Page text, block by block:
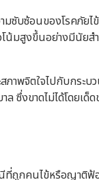
ซับซ้อนของโรคภัยไ
มสูงขึ้นอย่างมีนัยส
าพจิตใจไปกับกระ
ซึ่งขาดไม่ได้โดยเ
คนไข้หรือญาติฟ้อ